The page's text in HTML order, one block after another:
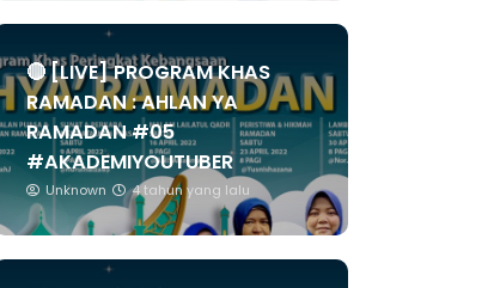
🔴 [LIVE] PROGRAM KHAS
RAMADAN : AHLAN YA
RAMADAN #05
#AKADEMIYOUTUBER
Unknown 4 tahun yang lalu